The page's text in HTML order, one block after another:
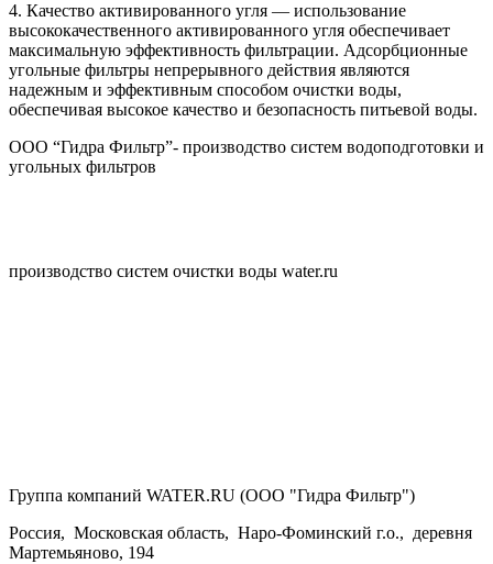
4. Качество активированного угля — использование
высококачественного активированного угля обеспечивает
максимальную эффективность фильтрации. Адсорбционные
угольные фильтры непрерывного действия являются
надежным и эффективным способом очистки воды,
обеспечивая высокое качество и безопасность питьевой воды.
ООО “Гидра Фильтр”- производство систем водоподготовки и
угольных фильтров
производство систем очистки воды water.ru
Группа компаний WATER.RU (ООО "Гидра Фильтр")
Россия, Московская область, Наро-Фоминский г.о., деревня
Мартемьяново, 194